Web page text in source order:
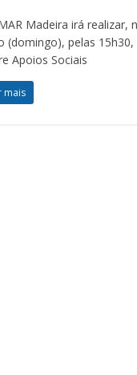
Madeira irá realizar,
(domingo), pelas
Apoios Sociais
mais